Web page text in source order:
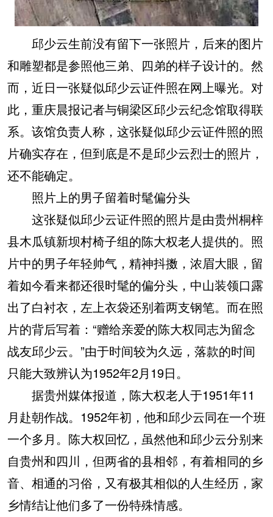
邱少云生前没有留下一张照片，后来的图片
和雕塑都是参照他三弟、四弟的样子设计的。然
而，近日一张疑似邱少云证件照在网上曝光。对
此，重庆晨报记者与铜梁区邱少云纪念馆取得联
系。该馆负责人称，这张疑似邱少云证件照的照
片确实存在，但到底是不是邱少云烈士的照片，
还不能确定。
照片上的男子留着时髦偏分头
这张疑似邱少云证件照的照片是由贵州桐梓
县木瓜镇新坝村椅子组的陈大权老人提供的。照
片中的男子年轻帅气，精神抖擞，浓眉大眼，留
着如今看来都还很时髦的偏分头，中山装领口露
出了白衬衣，左上衣袋还别着两支钢笔。而在照
片的背后写着：“赠给亲爱的陈大权同志为留念
战友邱少云。”由于时间较为久远，落款的时间
只能大致辨认为1952年2月19日。
据贵州媒体报道，陈大权老人于1951年11
月赴朝作战。1952年初，他和邱少云同在一个班
一个多月。陈大权回忆，虽然他和邱少云分别来
自贵州和四川，但两省的县相邻，有着相同的乡
音、相通的习俗，又有极其相似的人生经历，家
乡情结让他们多了一份特殊情感。